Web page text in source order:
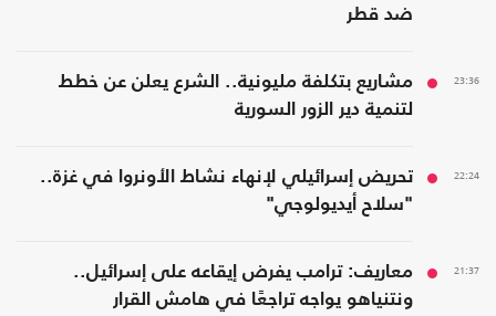
ضد قطر
23:36
مشاريع بتكلفة مليونية.. الشرع يعلن عن خطط
لتنمية دير الزور السورية
22:24
تحريض إسرائيلي لإنهاء نشاط الأونروا في غزة..
"سلاح أيديولوجي"
21:37
معاريف: ترامب يفرض إيقاعه على إسرائيل..
ونتنياهو يواجه تراجعًا في هامش القرار